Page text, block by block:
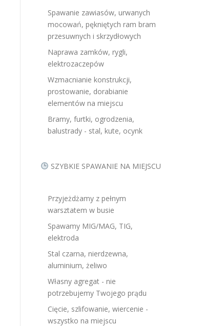
Spawanie zawiasów, urwanych
mocowań, pękniętych ram bram
przesuwnych i skrzydłowych
Naprawa zamków, rygli,
elektrozaczepów
Wzmacnianie konstrukcji,
prostowanie, dorabianie
elementów na miejscu
Bramy, furtki, ogrodzenia,
balustrady - stal, kute, ocynk
SZYBKIE SPAWANIE NA MIEJSCU
Przyjeżdżamy z pełnym
warsztatem w busie
Spawamy MIG/MAG, TIG,
elektroda
Stal czarna, nierdzewna,
aluminium, żeliwo
Własny agregat - nie
potrzebujemy Twojego prądu
Cięcie, szlifowanie, wiercenie -
wszystko na miejscu